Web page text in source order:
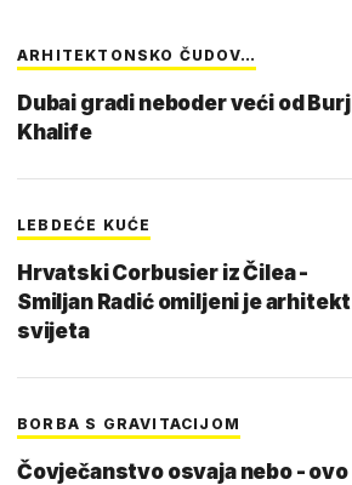
ARHITEKTONSKO ČUDOV…
Dubai gradi neboder veći od Burj
Khalife
LEBDEĆE KUĆE
Hrvatski Corbusier iz Čilea -
Smiljan Radić omiljeni je arhitekt
svijeta
BORBA S GRAVITACIJOM
Čovječanstvo osvaja nebo - ovo